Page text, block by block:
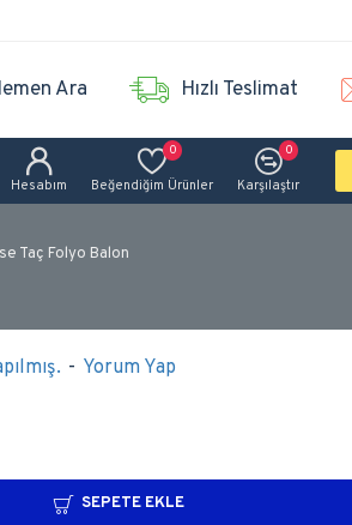
Ara Hızlı Teslimat
Hesabım Beğendiğim Ürünler
0
Karşılaştır
0
Taç Folyo Balon
- Yorum Yap
SEPETE EKLE